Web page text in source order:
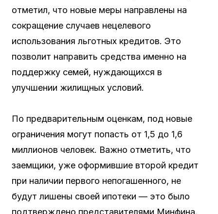
отметил, что новые меры направлены на
сокращение случаев нецелевого
использования льготных кредитов. Это
позволит направить средства именно на
поддержку семей, нуждающихся в
улучшении жилищных условий.
По предварительным оценкам, под новые
ограничения могут попасть от 1,5 до 1,6
миллионов человек. Важно отметить, что
заемщики, уже оформившие второй кредит
при наличии первого непогашенного, не
будут лишены своей ипотеки — это было
подтверждено представителями Минфина.